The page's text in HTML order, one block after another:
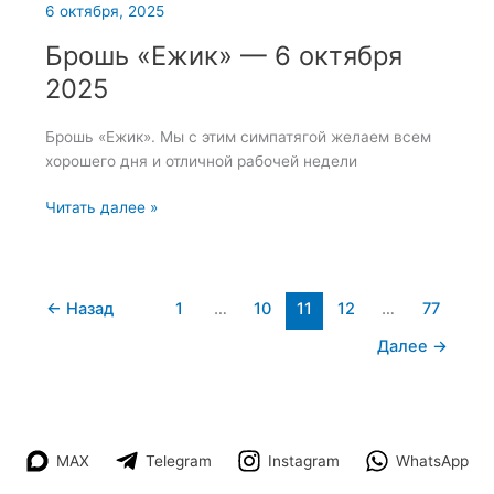
6 октября, 2025
Брошь «Ежик» — 6 октября
2025
Брошь «Ежик». Мы с этим симпатягой желаем всем
хорошего дня и отличной рабочей недели
Брошь
октября
Читать далее »
← Назад 1 … 10 11 12 …
77
Далее →
MAX Telegram Instagram WhatsApp